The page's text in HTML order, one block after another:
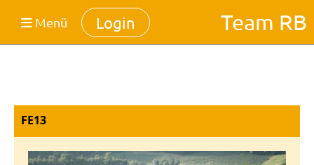
Team RB
Login
Menü
FE13